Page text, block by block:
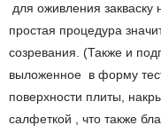
для оживления
простая процедура
созревания. (Также и
выложенное в форму
поверхности плиты,
салфеткой , что также